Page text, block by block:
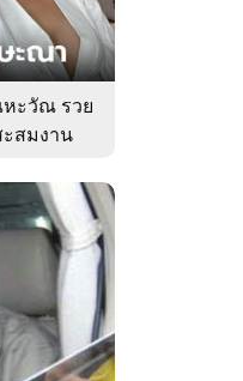
ะวัณ รวย
สมงาน